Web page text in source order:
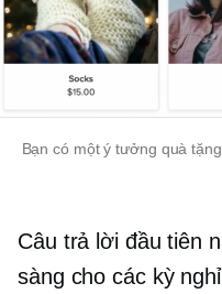
Bạn có một ý tưởng quà
Câu trả lời đầu tiên
sàng cho các kỳ